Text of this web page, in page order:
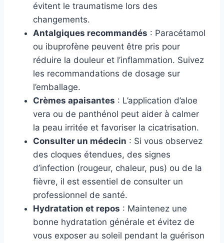
évitent le traumatisme lors des
changements.
Antalgiques recommandés : Paracétamol
ou ibuprofène peuvent être pris pour
réduire la douleur et l’inflammation. Suivez
les recommandations de dosage sur
l’emballage.
Crèmes apaisantes : L’application d’aloe
vera ou de panthénol peut aider à calmer
la peau irritée et favoriser la cicatrisation.
Consulter un médecin : Si vous observez
des cloques étendues, des signes
d’infection (rougeur, chaleur, pus) ou de la
fièvre, il est essentiel de consulter un
professionnel de santé.
Hydratation et repos : Maintenez une
bonne hydratation générale et évitez de
vous exposer au soleil pendant la guérison